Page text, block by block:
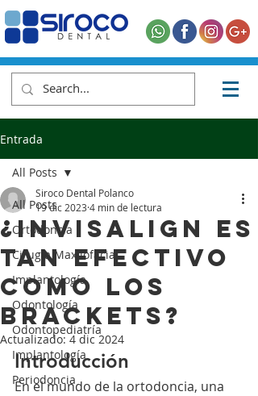
Entrada
All Posts
Ortodoncia
Cirugía Maxilofacial
Implantología
Odontología
Odontopediatría
Implantología
Periodoncia
All Posts
¿Invisalign es
tan efectivo
como los
brackets?
Siroco Dental Polanco
19 dic 2023 4 min de lectura
Actualizado:4 dic 2024
Introducción
En el mundo de la ortodoncia, una